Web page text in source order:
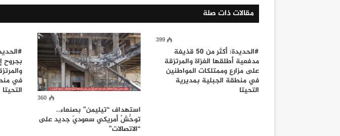
مقالات ذات صلة
399
#الحديدة: أكثر من 50 قذيفة
مدفعية أطلقها الغزاة والمرتزقة
على مزارع وممتلكات المواطنين
في منطقة الجبلية بمديرية
التحيتا
360
استهداف “تيليمن” بصنعاء..
توحُّشٌ أمريكي سعوديّ جديد على
“الاتصالات”
بجروح
في
التحيتا